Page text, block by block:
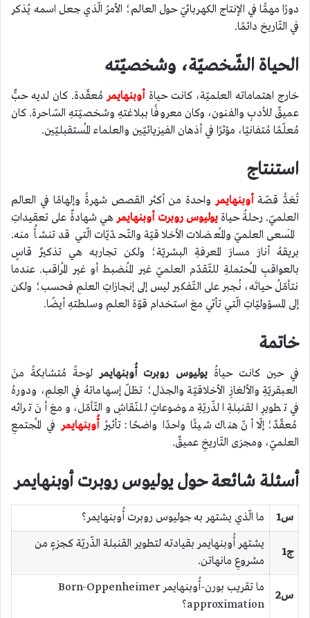
دورًا مهمًّا في الإنتاج الكهربائيّ حول العالم؛ الأمرُ الّذي جعل اسمه يُذكر
في التّاريخ دائمًا.
الحياة الشّخصيّة، وشخصيّته
خارج اهتماماته العلميّة، كانت حياة أوبنهايمر مُعقّدة. كان لديه حبٌّ
عميقٌ للأدبِ والفنون، وكان معروفًا ببلاغتهِ وشخصيّتهِ السّاحرة. كان
مُعلّمًا مُتفانيًا، مؤثرًا في أذهان الفيزيائيّين والعلماء المُستقبليّين.
استنتاج
تُعَدُّ قصّة أوبنهايمر واحدة من أكثر القصص شهرةً وإلهامًا في العالم
العلميّ. رحلةُ حياة يوليوس روبرت أوبنهايمر هي شهادةٌ على تعقيداتِ
المَسعى العلميّ والمُعضلات الأخلاقيّة والتّحدّيّات الّتي قد تنشأُ منه.
بريقهُ أنارَ مسارَ المعرفةِ البشريّة؛ ولكن تجاربه هي تذكيرٌ قاسٍ
بالعواقبِ المُحتملةِ للتّقدّم العلميّ غير المُنضبط أو غير المُراقب. عندما
نتأمّلُ حياتَه، نُجبر على التّفكير ليس إلى إنجازاتِ العلمِ فحسب؛ ولكن
إلى المسؤوليّاتِ الّتي تأتي معَ استخدام قوّة العلمِ وسلطتهِ أيضًا.
خاتمة
في حين كانت حياةُيوليوس روبرت أُوبنهايمرلوحةً مُتشابكةً منَ
العبقريّةِ والألغازِ الأخلاقيّة والجدَل؛ تظلّ إسهاماتهُ في العِلمِ، ودورهُ
في تطويرِ القنبلةِ الذّريّةِ موضوعاتٍ للنّقاشِ والتّأمّل، ومعَ أنَ تراثه
مُعقّدٌ؛ إلّا أنّ هناك شيئًا واحدًا واضحًا: تأثيرُأُوبنهايمر في المُجتمعِ
العلميّ، ومجرَى التّاريخِ عميقٌ.
أسئلة شائعة حول يوليوس روبرت أوبنهايمر
س1 ما الّذي يشتهر به جوليوس روبرت أُوبنهايمر؟
ج1
يشتهر أُوبنهايمر بقيادته لتطوير القنبلة الذّريّة كجزءٍ من
مشروعِ مانهاتن.
س2
ما تقريب بورن-أُوبنهايمر Born-Oppenheimer
approximation؟